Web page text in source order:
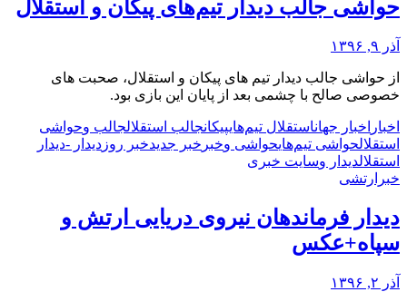
حواشی جالب دیدار تیم‌های پیکان و استقلال
آذر ۹, ۱۳۹۶
از حواشی جالب دیدار تیم های پیکان و استقلال، صحبت های
خصوصی صالح با چشمی بعد از پایان این بازی بود.
اخبار اخبار جهاناستقلال تیم‌هایپیکانجالب استقلالجالب وحواشی
استقلالحواشی تیم‌هایحواشی وخبر خبر جدیدخبر روز دیدار -دیدار
استقلالدیدار وسایت خبری
خبرارتشی
دیدار فرماندهان نیروی دریایی ارتش و
سپاه+عکس
آذر ۲, ۱۳۹۶